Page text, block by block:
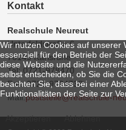
Kontakt
Realschule Neureut
Unterfeldstraße 6
76149 Karlsruhe
Tel: 0721-978470
Fax: 0721-9784733
Mail:poststelle@realschule-
Wir nutzen Cookies auf unserer
essenziell für den Betrieb der
diese Website und die
selbst entscheiden, ob Sie die
beachten Sie, dass bei einer
Funktionalitäten der Seite zur
Akzeptieren Ablehnen